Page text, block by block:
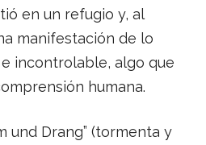
en un refugio y, al
manifestación de lo
incontrolable, algo que
humana.
und Drang” (tormenta y